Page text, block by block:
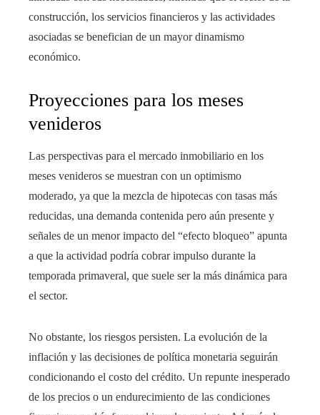
construcción, los servicios financieros y las actividades
asociadas se benefician de un mayor dinamismo
económico.
Proyecciones para los meses
venideros
Las perspectivas para el mercado inmobiliario en los
meses venideros se muestran con un optimismo
moderado, ya que la mezcla de hipotecas con tasas más
reducidas, una demanda contenida pero aún presente y
señales de un menor impacto del “efecto bloqueo” apunta
a que la actividad podría cobrar impulso durante la
temporada primaveral, que suele ser la más dinámica para
el sector.
No obstante, los riesgos persisten. La evolución de la
inflación y las decisiones de política monetaria seguirán
condicionando el costo del crédito. Un repunte inesperado
de los precios o un endurecimiento de las condiciones